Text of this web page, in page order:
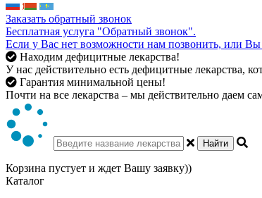
Заказать обратный звонок
Бесплатная услуга "Обратный звонок".
Если у Вас нет возможности нам позвонить, или
Находим дефицитные лекарства!
У нас действительно есть дефицитные лекарства,
Гарантия минимальной цены!
Почти на все лекарства – мы действительно даем
Найти
Корзина пустует и ждет Вашу заявку))
Каталог